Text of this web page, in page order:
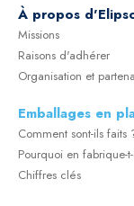
À propos
Missions
Raisons d'adhérer
Organisation et
Emballages en
Comment sont-ils faits
Pourquoi en fabrique-
Chiffres clés